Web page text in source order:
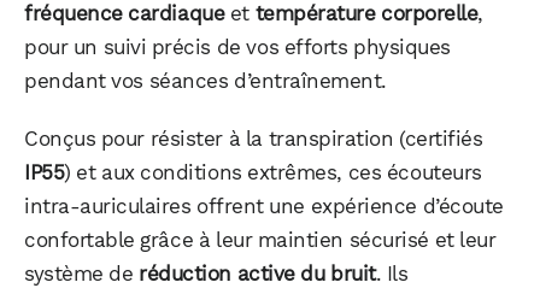
fréquence cardiaqueet température corporelle,
pour un suivi précis de vos efforts physiques
pendant vos séances d’entraînement.
Conçus pour résister à la transpiration (certifiés
IP55) et aux conditions extrêmes, ces écouteurs
intra-auriculaires offrent une expérience d’écoute
confortable grâce à leur maintien sécurisé et leur
système de réduction active du bruit. Ils